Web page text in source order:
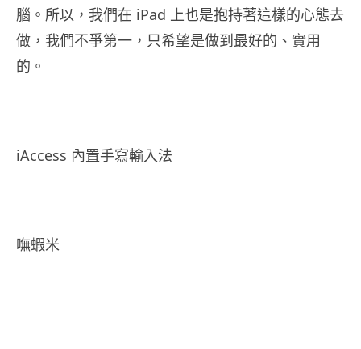
腦。所以，我們在 iPad 上也是抱持著這樣的心態去
做，我們不爭第一，只希望是做到最好的、實用
的。
iAccess 內置手寫輸入法
嘸蝦米